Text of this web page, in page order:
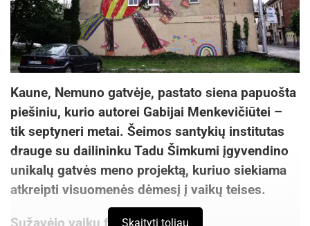
Kaune, Nemuno gatvėje, pastato siena papuošta
piešiniu, kurio autorei Gabijai Menkevičiūtei –
tik septyneri metai. Šeimos santykių institutas
drauge su dailininku Tadu Šimkumi įgyvendino
unikalų gatvės meno projektą, kuriuo siekiama
atkreipti visuomenės dėmesį į vaikų teises.
Sužavėjo vaikų fantazijaSkaityti toliau